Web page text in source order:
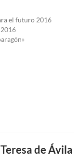
el futuro 2016
de Ávila